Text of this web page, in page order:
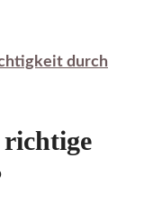
durch